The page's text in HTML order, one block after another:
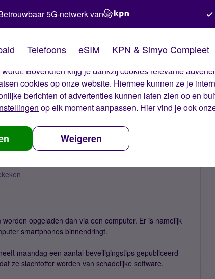
van Simyo
op onze website. Met deze cookies zorgen wij ervoor
Bovendien krijg je dankzij cookies relevante
cookies op onze website. Hiermee kunnen ze je
berichten of advertenties kunnen laten zien op en
op elk moment aanpassen. Hier vind je ook
Weigeren
5G-netwerk van
Telefoons eSIM KPN & Simyo Compleet
om malware'
opgeladen dan via een computer. Er is namelijk
smartphones binnendringt.
maandag een aantal beveiligingstips gepubliceerd
ze slachtoffer worden van schadelijke software.